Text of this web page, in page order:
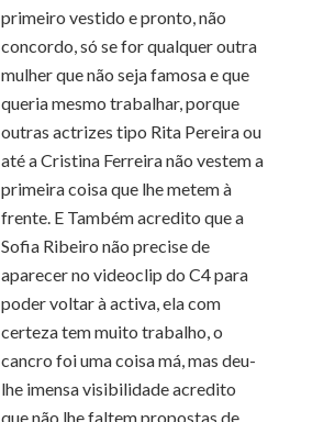
primeiro vestido e pronto, não
concordo, só se for qualquer outra
mulher que não seja famosa e que
queria mesmo trabalhar, porque
outras actrizes tipo Rita Pereira ou
até a Cristina Ferreira não vestem a
primeira coisa que lhe metem à
frente. E Também acredito que a
Sofia Ribeiro não precise de
aparecer no videoclip do C4 para
poder voltar à activa, ela com
certeza tem muito trabalho, o
cancro foi uma coisa má, mas deu-
lhe imensa visibilidade acredito
que não lhe faltem propostas de